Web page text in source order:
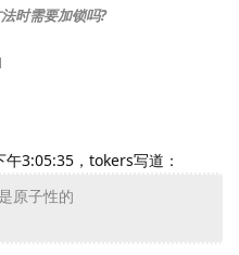
时需要加锁吗?
3:05:35，tokers写道：
原子性的